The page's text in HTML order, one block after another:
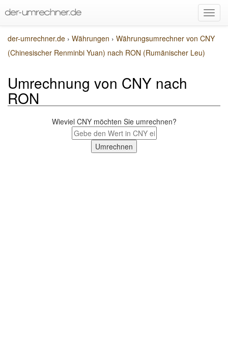
der-umrechner.de › Währungen › Währungsumrechner von CNY
(Chinesischer Renminbi Yuan) nach RON (Rumänischer Leu)
Umrechnung von CNY nach
RON
Wieviel CNY möchten Sie umrechnen?